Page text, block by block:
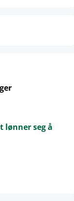
lønner seg å